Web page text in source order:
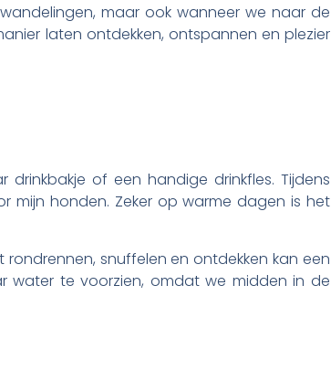
maar ook wanneer we naar de
laten ontdekken, ontspannen en plezier
of een handige drinkfles. Tijdens
mijn honden. Zeker op warme dagen is het
snuffelen en ontdekken kan een
water te voorzien, omdat we midden in de